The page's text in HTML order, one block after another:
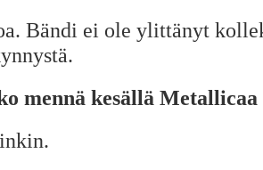
Bändi ei ole ylittänyt
mennä kesällä